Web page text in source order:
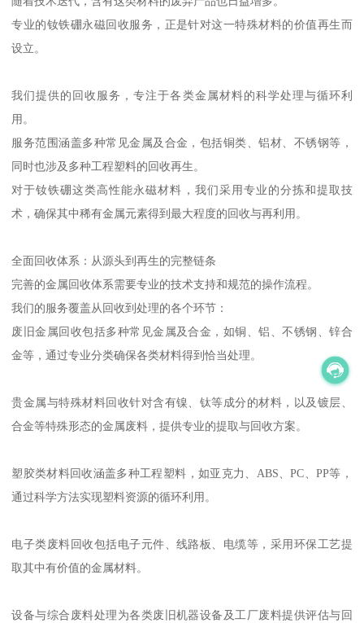
专业的钕铁硼永磁回收服务，正是针对这一特殊材料的价值再生而
设立。
我们提供的回收服务，专注于各类金属材料的科学处理与循环利
用。
服务范围涵盖多种常见金属及合金，包括铜类、铝材、不锈钢等，
同时也涉及多种工程塑料的回收再生。
对于钕铁硼这类高性能永磁材料，我们采用专业的分拣和提取技
术，确保其中稀有金属元素得到最大程度的回收与再利用。
全面回收体系：从源头到再生的完整链条
完善的金属回收体系需要专业的技术支持和规范的操作流程。
我们的服务覆盖从回收到处理的各个环节：
废旧金属回收包括多种常见金属及合金，如铜、铝、不锈钢、锌合
金等，通过专业分类确保各类材料得到恰当处理。
贵金属与特殊材料回收针对含有镍、钛等成分的材料，以及镀层、
合金等特殊形态的金属废料，提供专业的提取与回收方案。
塑胶类材料回收涵盖多种工程塑料，如亚克力、ABS、PC、PP等，
通过科学方法实现塑料资源的循环利用。
电子类废料回收包括电子元件、线路板、电缆等，采用环保工艺提
取其中有价值的金属材料。
设备与综合废料处理为各类废旧机器设备及工厂废料提供评估与回